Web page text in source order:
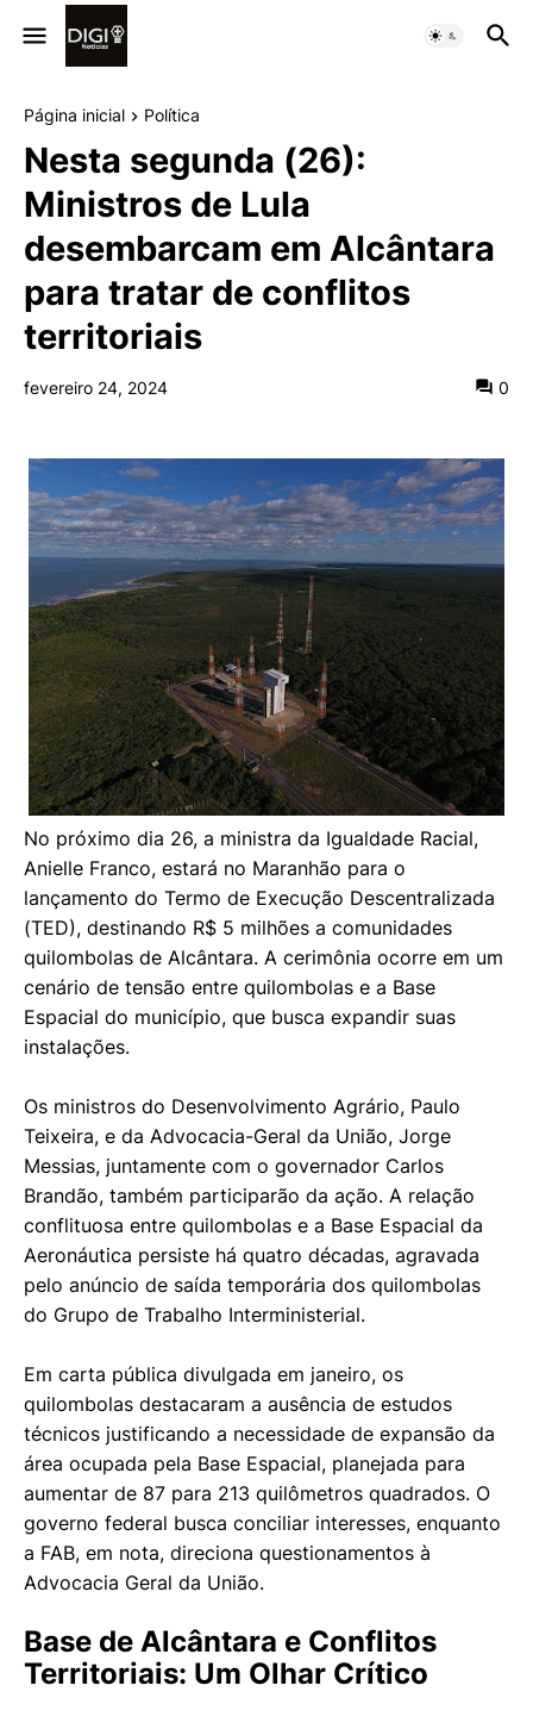
Página inicial Política
Nesta segunda (26):
Ministros de Lula
desembarcam em Alcântara
para tratar de conflitos
territoriais
fevereiro 24, 2024 0
No próximo dia 26, a ministra da Igualdade Racial,
Anielle Franco, estará no Maranhão para o
lançamento do Termo de Execução Descentralizada
(TED), destinando R$ 5 milhões a comunidades
quilombolas de Alcântara. A cerimônia ocorre em um
cenário de tensão entre quilombolas e a Base
Espacial do município, que busca expandir suas
instalações.
Os ministros do Desenvolvimento Agrário, Paulo
Teixeira, e da Advocacia-Geral da União, Jorge
Messias, juntamente com o governador Carlos
Brandão, também participarão da ação. A relação
conflituosa entre quilombolas e a Base Espacial da
Aeronáutica persiste há quatro décadas, agravada
pelo anúncio de saída temporária dos quilombolas
do Grupo de Trabalho Interministerial.
Em carta pública divulgada em janeiro, os
quilombolas destacaram a ausência de estudos
técnicos justificando a necessidade de expansão da
área ocupada pela Base Espacial, planejada para
aumentar de 87 para 213 quilômetros quadrados. O
governo federal busca conciliar interesses, enquanto
a FAB, em nota, direciona questionamentos à
Advocacia Geral da União.
Base de Alcântara e Conflitos
Territoriais: Um Olhar Crítico